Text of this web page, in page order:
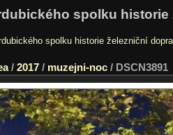
spolku
spolku historie železniční
/ 2017 / muzejni-noc / DSCN3891